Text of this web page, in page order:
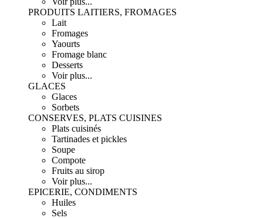
PRODUITS LAITIERS, FROMAGES
Lait
Fromages
Yaourts
Fromage blanc
Desserts
Voir plus...
GLACES
Glaces
Sorbets
CONSERVES, PLATS CUISINES
Plats cuisinés
Tartinades et pickles
Soupe
Compote
Fruits au sirop
Voir plus...
EPICERIE, CONDIMENTS
Huiles
Sels